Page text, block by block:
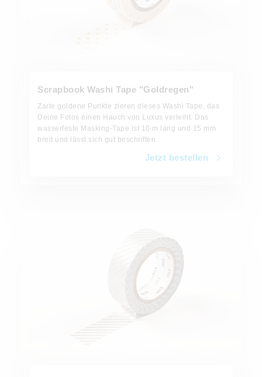
Scrapbook Washi Tape "Goldregen"
Zarte goldene Punkte zieren dieses Washi Tape, das
Deine Fotos einen Hauch von Luxus verleiht. Das
wasserfeste Masking-Tape ist 10 m lang und 15 mm
breit und lässt sich gut beschriften.
Jetzt bestellen